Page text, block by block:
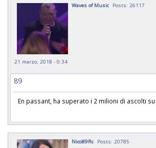
Waves of Music Posts: 26117
21 marzo, 2018 - 0:34
89
En passant, ha superato i 2 milioni di ascolti
Nico89Rc Posts: 20785